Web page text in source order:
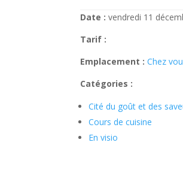
Date : vendredi 11
Tarif :
Emplacement : Chez
Catégories :
Cité du goût et des
Cours de cuisine
En visio